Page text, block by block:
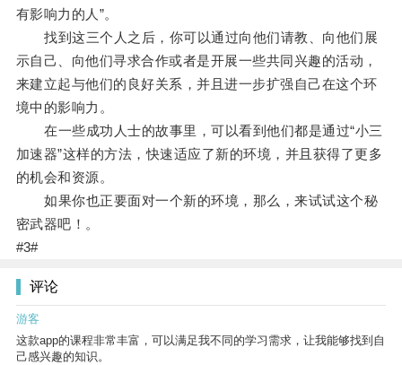
有影响力的人”。
找到这三个人之后，你可以通过向他们请教、向他们展
示自己、向他们寻求合作或者是开展一些共同兴趣的活动，
来建立起与他们的良好关系，并且进一步扩强自己在这个环
境中的影响力。
在一些成功人士的故事里，可以看到他们都是通过“小三
加速器”这样的方法，快速适应了新的环境，并且获得了更多
的机会和资源。
如果你也正要面对一个新的环境，那么，来试试这个秘
密武器吧！。
#3#
评论
游客
这款app的课程非常丰富，可以满足我不同的学习需求，让我能够找到自
己感兴趣的知识。